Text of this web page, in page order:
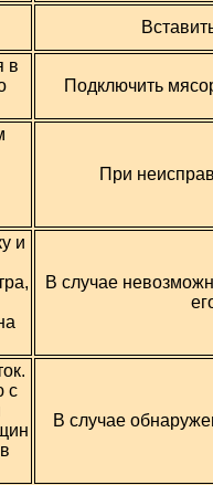
в
Подключить
При
и
В случае
с
В случае